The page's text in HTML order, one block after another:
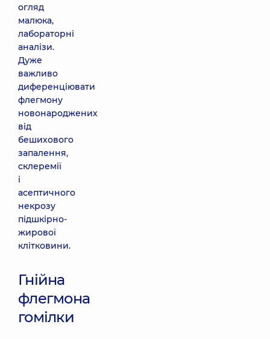
огляд
малюка,
лабораторні
аналізи.
Дуже
важливо
диференціювати
флегмону
новонароджених
від
бешихового
запалення,
склеремії
і
асептичного
некрозу
підшкірно-
жирової
клітковини.
Гнійна
флегмона
гомілки